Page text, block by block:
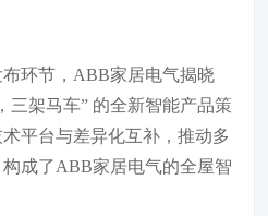
环节，ABB家居电气揭晓
三架马车” 的全新智能产品策
平台与差异化互补，推动多
成了ABB家居电气的全屋智